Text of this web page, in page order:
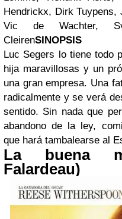
Hendrickx, Dirk
Vic de Wachter,
CleirenSINOPSIS
Luc Segers lo tiene todo
hija maravillosas y un
una gran empresa. Una
radicalmente y se verá
sentido. Sin nada que
abandono de la ley,
que hará tambalearse al
La buena
Falardeau)